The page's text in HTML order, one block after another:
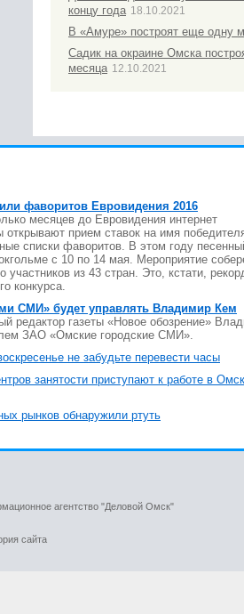
концу года 18.10.2021
В «Амуре» построят еще одну
Садик на окраине Омска
месяца 12.10.2021
фаворитов Евровидения 2016
месяцев до Евровидения интернет
открывают прием ставок на имя
списки фаворитов. В этом году
с 10 по 14 мая. Мероприятие
участников из 43 стран. Это, кстати,
конкурса.
СМИ» будет управлять Владимир Кем
редактор газеты «Новое обозрение»
ЗАО «Омские городские СМИ».
не забудьте перевести часы
занятости приступают к работе в
рынков обнаружили ртуть
агентство "Деловой Омск"
сайта